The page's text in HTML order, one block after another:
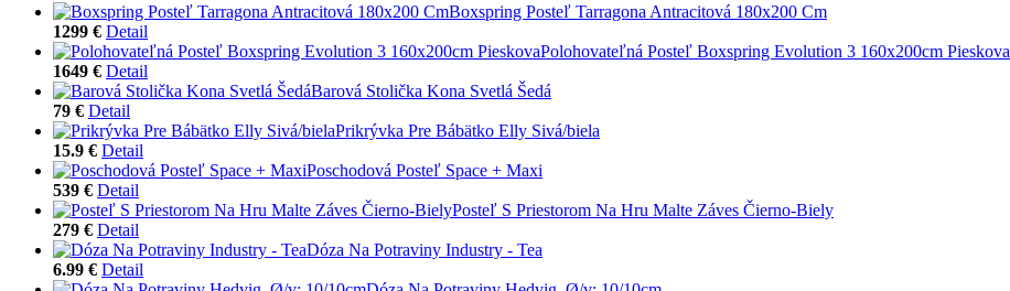
Boxspring Posteľ Tarragona Antracitová 180x200 Cm
1299 € Detail
Polohovateľná Posteľ Boxspring Evolution 3 160x200cm Pieskova
1649 € Detail
Barová Stolička Kona Svetlá Šedá
79 € Detail
Prikrývka Pre Bábätko Elly Sivá/biela
15.9 € Detail
Poschodová Posteľ Space + Maxi
539 € Detail
Posteľ S Priestorom Na Hru Malte Záves Čierno-Biely
279 € Detail
Dóza Na Potraviny Industry - Tea
6.99 € Detail